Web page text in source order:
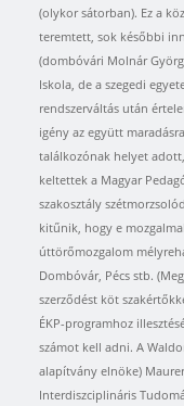
(olykor sátorban). Ez a
teremtett, sok későbbi
(dombóvári Molnár
Iskola, de a szegedi
rendszerváltás után
igény az együtt
találkozónak helyet
keltettek a Magyar
szakosztály
kitűnik, hogy e
úttörőmozgalom
Dombóvár, Pécs stb.
szerződést köt
ÉKP-programhoz
számot kell adni. A
alapítvány elnöke)
Interdiszciplináris